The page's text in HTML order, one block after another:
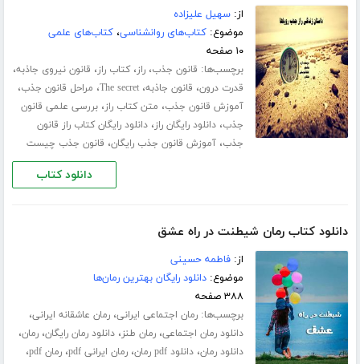
از:سهیل علیزاده
موضوع:کتاب‌های روانشناسی،کتاب‌های علمی
۱۰ صفحه
برچسب‌ها: قانون جذب،راز،کتاب راز، قانون نیروی جاذبه،
قدرت درون، قانون جاذبه،The secret، مراحل قانون جذب،
آموزش قانون جذب، متن کتاب راز،بررسی علمی قانون
جذب،دانلود رایگان راز،دانلود رایگان کتاب راز قانون
جذب،آموزش قانون جذب رایگان، قانون جذب چیست
دانلود کتاب
دانلود کتاب رمان شیطنت در راه عشق
از:فاطمه حسینی
موضوع:دانلود رایگان بهترین رمان‌ها
۳۸۸ صفحه
برچسب‌ها:رمان اجتماعی ایرانی،رمان عاشقانه ایرانی،
دانلود رمان اجتماعی،رمان طنز،دانلود رمان رایگان،رمان،
دانلود رمان،دانلود pdf رمان ،رمان ایرانی pdf ،رمان pdf ،